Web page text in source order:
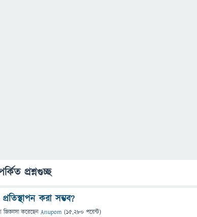
প্রশ্নগুচ্ছ
করা সম্ভব?
জিজ্ঞাসাকরেছেনAnupom (15,280 পয়েন্ট)